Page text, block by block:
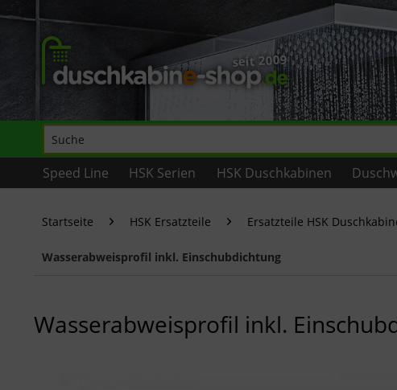
Speed Line HSK Serien HSK Duschkabinen
Startseite HSK Ersatzteile Ersatzteile HSK
Wasserabweisprofil inkl. Einschubdichtung
Wasserabweisprofil inkl.